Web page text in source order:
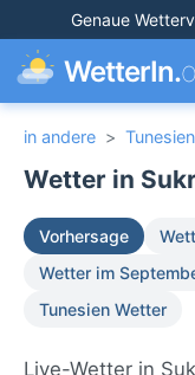
Genaue
WetterIn.
in andere > Tunesien
Wetter in
Vorhersage
Wetter im
Tunesien Wetter
Live-Wetter in